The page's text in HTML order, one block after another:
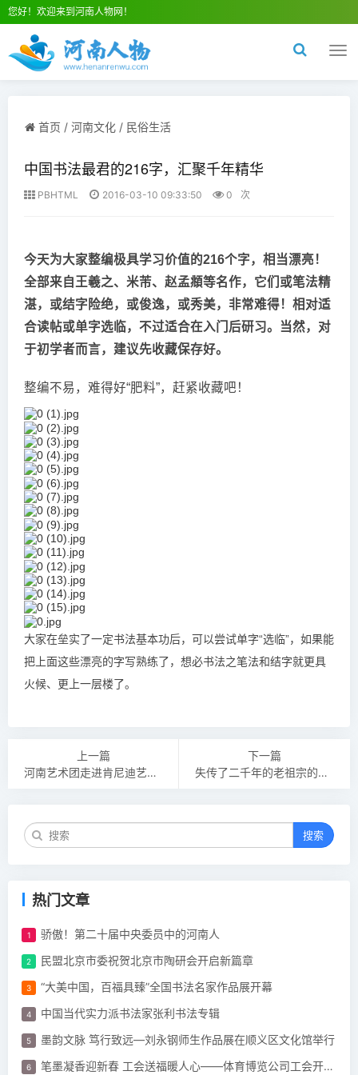
您好！欢迎来到河南人物网！
切
首页 / 河南文化 / 民俗生活
中国书法最君的216字，汇聚千年精华
PBHTML 2016-03-10 09:33:50 0 次
今天为大家整编极具学习价值的216个字，相当漂亮！
全部来自王羲之、米芾、赵孟頫等名作，它们或笔法精
湛，或结字险绝，或俊逸，或秀美，非常难得！相对适
合读帖或单字选临，不过适合在入门后研习。当然，对
于初学者而言，建议先收藏保存好。
整编不易，难得好“肥料”，赶紧收藏吧！
大家在垒实了一定书法基本功后，可以尝试单字“选临”，如果能
把上面这些漂亮的字写熟练了，想必书法之笔法和结字就更具
火候、更上一层楼了。
上一篇
河南艺术团走进肯尼迪艺术中心添彩“春节家庭日”
下一篇
失传了二千年的老祖宗的老话（请收好）
搜索
热门文章
骄傲！第二十届中央委员中的河南人
民盟北京市委祝贺北京市陶研会开启新篇章
“大美中国，百福具臻”全国书法名家作品展开幕
中国当代实力派书法家张利书法专辑
墨韵文脉 笃行致远—刘永钢师生作品展在顺义区文化馆举行
笔墨凝香迎新春 工会送福暖人心——体育博览公司工会开展“迎新春 春联”活动